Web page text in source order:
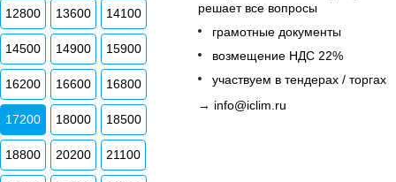
12800 13600 14100
14500 14900 15900
16200 16600 16800
17200 18000 18500
18800 20200 21100
решает все вопросы
грамотные документы
возмещение НДС 22%
участвуем в тендерах / торгах
→ info@iclim.ru